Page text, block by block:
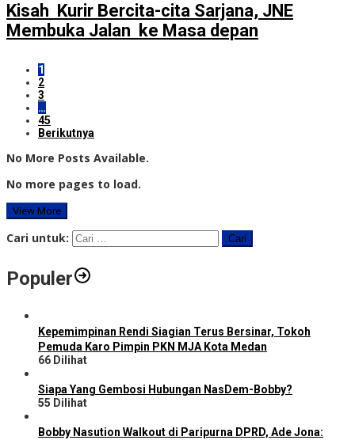
Kisah Kurir Bercita-cita Sarjana, JNE
Membuka Jalan ke Masa depan
1
2
3
…
45
Berikutnya
No More Posts Available.
No more pages to load.
View More
Cari untuk:
Populer
Kepemimpinan Rendi Siagian Terus Bersinar, Tokoh
Pemuda Karo Pimpin PKN MJA Kota Medan
66 Dilihat
Siapa Yang Gembosi Hubungan NasDem-Bobby?
55 Dilihat
Bobby Nasution Walkout di Paripurna DPRD, Ade Jona: